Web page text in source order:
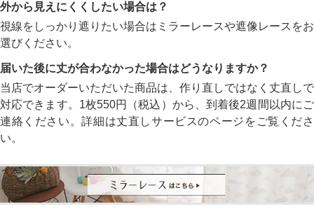
外から見えにくくしたい場合は？
視線をしっかり遮りたい場合はミラーレースや遮像レースをお
選びください。
届いた後に丈が合わなかった場合はどうなりますか？
当店でオーダーいただいた商品は、作り直しではなく丈直しで
対応できます。1枚550円（税込）から、到着後2週間以内にご
連絡ください。詳細は丈直しサービスのページをご覧くださ
い。